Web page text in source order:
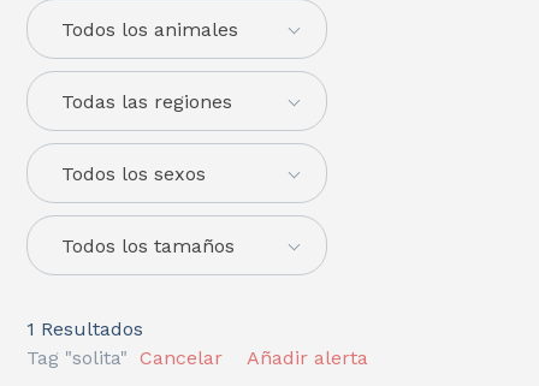
Todas las regiones
Todos los animales
Todos los sexos
Todos los tamaños
1 Resultados
Tag "solita"
Cancelar Añadir alerta